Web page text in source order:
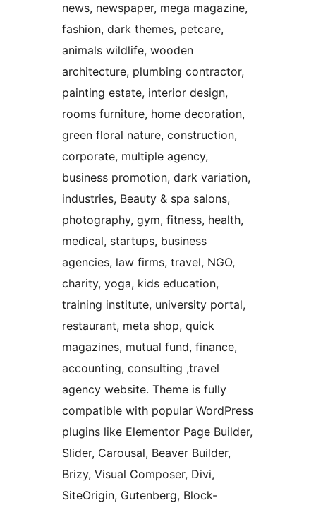
news, newspaper, mega magazine,
fashion, dark themes, petcare,
animals wildlife, wooden
architecture, plumbing contractor,
painting estate, interior design,
rooms furniture, home decoration,
green floral nature, construction,
corporate, multiple agency,
business promotion, dark variation,
industries, Beauty & spa salons,
photography, gym, fitness, health,
medical, startups, business
agencies, law firms, travel, NGO,
charity, yoga, kids education,
training institute, university portal,
restaurant, meta shop, quick
magazines, mutual fund, finance,
accounting, consulting ,travel
agency website. Theme is fully
compatible with popular WordPress
plugins like Elementor Page Builder,
Slider, Carousal, Beaver Builder,
Brizy, Visual Composer, Divi,
SiteOrigin, Gutenberg, Block-